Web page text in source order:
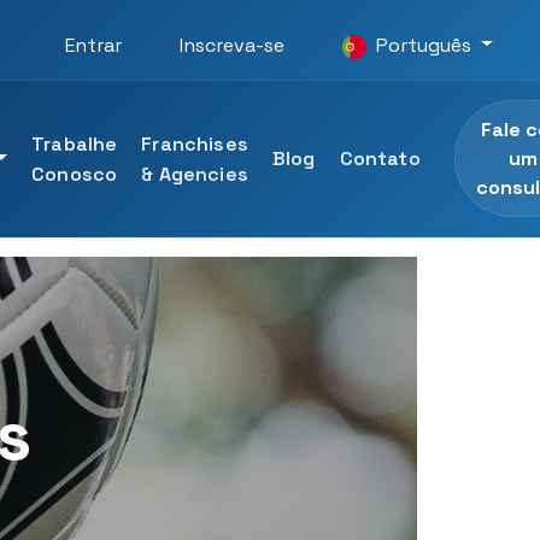
Entrar Inscreva-se Português
UTAMED
Universidade UTAMED
profissionais
Trabalhe
Conosco
Franchises
& Agencies
Blog Contato
Fale
um